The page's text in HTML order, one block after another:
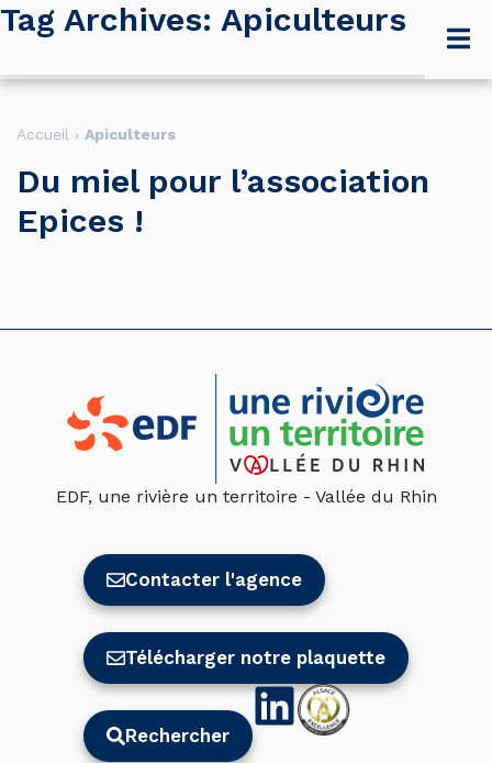
Accueil › Apiculteurs
Tag Archives: Apiculteurs
Du miel pour l’association
Epices !
EDF, une rivière un territoire - Vallée du Rhin
Contacter l'agence
Télécharger notre plaquette
Rechercher